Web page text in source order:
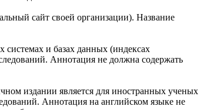
сайт своей организации). Название
и базах данных (индексах
Аннотация не должна содержать
издании является для иностранных ученых
Аннотация на английском языке не